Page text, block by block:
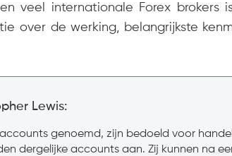
veel internationale Forex brokers
over de werking, belangrijkste
Lewis:
genoemd, zijn bedoeld voor
dergelijke accounts aan. Zij kunnen na